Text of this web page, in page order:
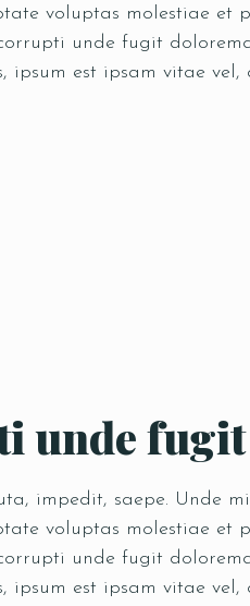
voluptas molestiae et
unde fugit
ipsum est ipsam vitae
unde fugit
impedit, saepe. Unde
voluptas molestiae et
unde fugit
ipsum est ipsam vitae